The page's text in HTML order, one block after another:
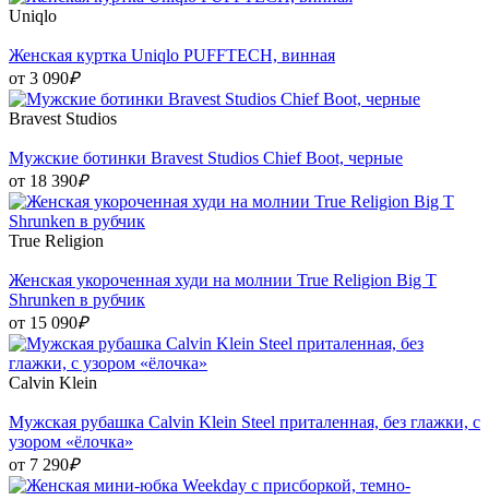
Uniqlo
Женская куртка Uniqlo PUFFTECH, винная
от 3 090₽
Bravest Studios
Мужские ботинки Bravest Studios Chief Boot, черные
от 18 390₽
True Religion
Женская укороченная худи на молнии True Religion Big T
Shrunken в рубчик
от 15 090₽
Calvin Klein
Мужская рубашка Calvin Klein Steel приталенная, без глажки, с
узором «ёлочка»
от 7 290₽